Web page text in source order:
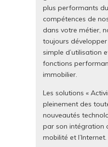
plus performants
compétences de
dans votre métier,
toujours
simple d’utilisation
fonctions
immobilier.
Les solutions «
pleinement des
nouveautés
par son intégration
mobilité et l’Internet.